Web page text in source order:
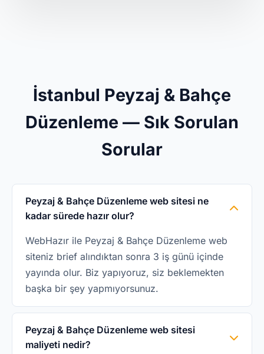
İstanbul Peyzaj & Bahçe
Düzenleme — Sık Sorulan
Sorular
Peyzaj & Bahçe Düzenleme web sitesi ne
kadar sürede hazır olur?
WebHazır ile Peyzaj & Bahçe Düzenleme web
siteniz brief alındıktan sonra 3 iş günü içinde
yayında olur. Biz yapıyoruz, siz beklemekten
başka bir şey yapmıyorsunuz.
Peyzaj & Bahçe Düzenleme web sitesi
maliyeti nedir?